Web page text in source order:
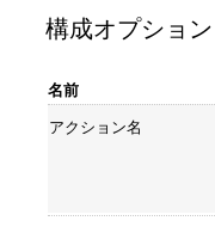
構成オプション
名前
アクション名